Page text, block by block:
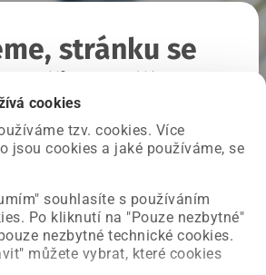
cookies
tzv. cookies. Více
jsou cookies a jaké používáme, se
souhlasíte s používáním
Po kliknutí na "Pouze nezbytné"
nezbytné technické cookies.
můžete vybrat, které cookies
stránku se
naší straně a už ji opravujeme.
načíst požadovanou stránku.
Úvodní strana